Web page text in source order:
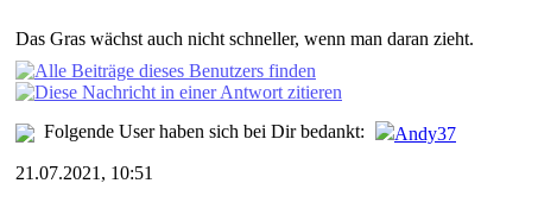
Das Gras wächst auch nicht schneller, wenn man daran zieht.
Folgende User haben sich bei Dir bedankt:
Andy37
21.07.2021, 10:51